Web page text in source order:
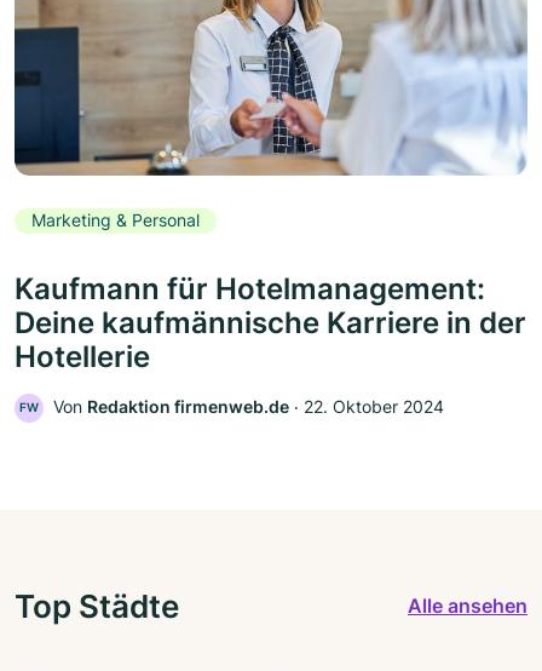
Marketing & Personal
Kaufmann für Hotelmanagement:
Deine kaufmännische Karriere in der
Hotellerie
FW Von Redaktion firmenweb.de ‧ 22. Oktober 2024
Top Städte Alle ansehen